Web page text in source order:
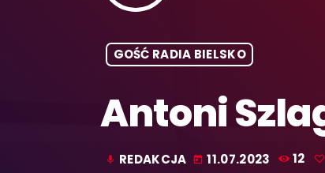
GOŚĆ RADIA BIELSKO
Antoni
mic REDAKCJA today 11.07.2023 12